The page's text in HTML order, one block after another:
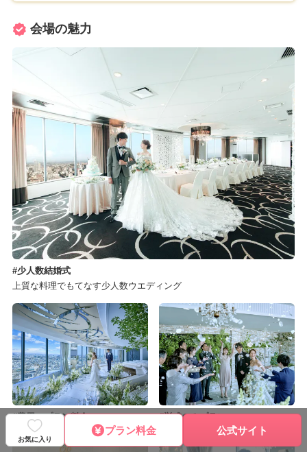
会場の魅力
少人数結婚式
上質な料理でもてなす少人数ウエディング
費用・プラン料金 挙式のみプラン
お気に入り
プラン料金 公式サイト